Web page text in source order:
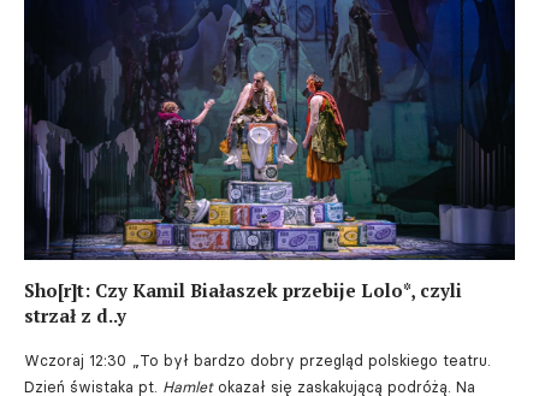
Sho[r]t: Czy Kamil Białaszek przebije Lolo*, czyli
strzał z d..y
Wczoraj 12:30
„To był bardzo dobry przegląd polskiego teatru.
Dzień świstaka pt. Hamletokazał się zaskakującą podróżą. Na